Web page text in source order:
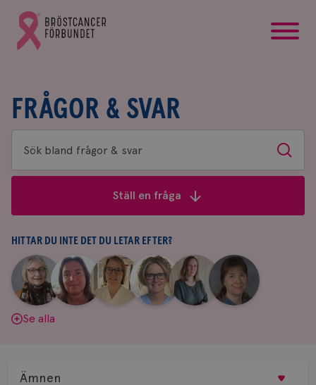
Gå
till
Bröstcancerförbundets
FRÅGOR & SVAR
Sök
bland
&
svar
Sök
Ställ en fråga
HITTAR DU INTE DET DU LETAR EFTER?
Aina
Johnsson
|
Anne
Andersson
Fredrika
Killander
|
Jeanette
Bäcklund
|
Maria
Edegran
|
Yvette
Andersson
Se alla
Ämnen